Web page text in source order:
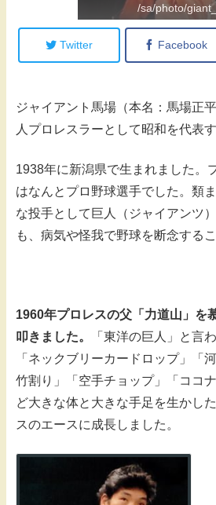
/sa/photo/
Twitter Facebook
ジャイアント馬場（本名：馬場正
人プロレスラーとして昭和を代表
1938年に新潟県で生まれました。
はなんとプロ野球選手でした。類
な投手として巨人（ジャイアンツ
も、病気や怪我で野球を断念する
1960年プロレスの父「力道山」を
叩きました。
「東洋の巨人」と言
「ネックブリーカードロップ」「
竹割り」「空手チョップ」「ココ
ど大きな体と大きな手足を生かし
スのエースに成長しました。